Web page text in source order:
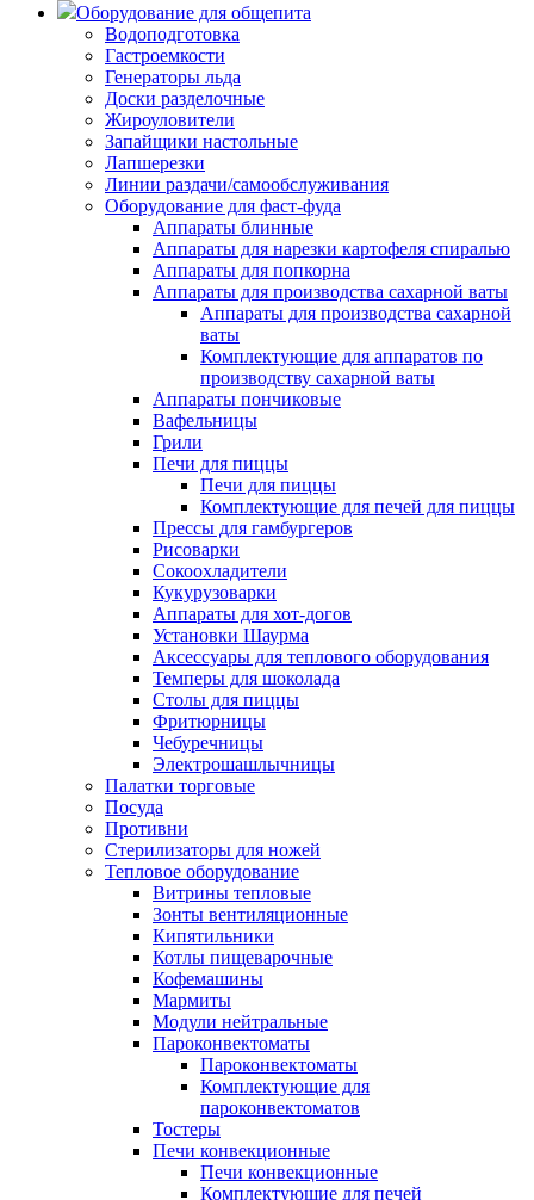
Оборудование для общепита
Водоподготовка
Гастроемкости
Генераторы льда
Доски разделочные
Жироуловители
Запайщики настольные
Лапшерезки
Линии раздачи/самообслуживания
Оборудование для фаст-фуда
Аппараты блинные
Аппараты для нарезки картофеля спиралью
Аппараты для попкорна
Аппараты для производства сахарной ваты
Аппараты для производства сахарной
ваты
Комплектующие для аппаратов по
производству сахарной ваты
Аппараты пончиковые
Вафельницы
Грили
Печи для пиццы
Печи для пиццы
Комплектующие для печей для пиццы
Прессы для гамбургеров
Рисоварки
Сокоохладители
Кукурузоварки
Аппараты для хот-догов
Установки Шаурма
Аксессуары для теплового оборудования
Темперы для шоколада
Столы для пиццы
Фритюрницы
Чебуречницы
Электрошашлычницы
Палатки торговые
Посуда
Противни
Стерилизаторы для ножей
Тепловое оборудование
Витрины тепловые
Зонты вентиляционные
Кипятильники
Котлы пищеварочные
Кофемашины
Мармиты
Модули нейтральные
Пароконвектоматы
Пароконвектоматы
Комплектующие для
пароконвектоматов
Тостеры
Печи конвекционные
Печи конвекционные
Комплектующие для печей